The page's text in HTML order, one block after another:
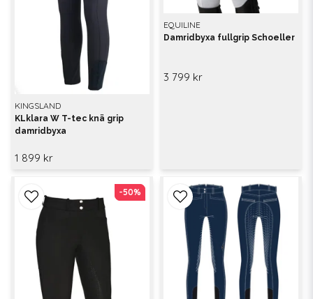
KINGSLAND
KLklara W T-tec knä grip
damridbyxa
1 899 kr
EQUILINE
Damridbyxa fullgrip Schoeller
3 799 kr
-50%
-50%